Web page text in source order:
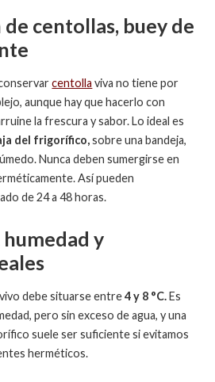
centollas, buey de
centolla viva no tiene por
aunque hay que hacerlo con
la frescura y sabor. Lo ideal es
del frigorífico,sobre una bandeja,
Nunca deben sumergirse en
Así pueden
de 24 a 48 horas.
y
debe situarse entre4 y 8 °C.Es
pero sin exceso de agua, y una
suele ser suficiente si evitamos
herméticos.